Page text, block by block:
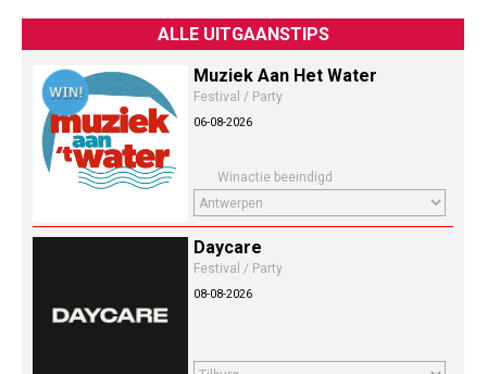
ALLE UITGAANSTIPS
Muziek Aan Het Water
Festival / Party
06-08-2026
Winactie beeindigd
Daycare
Festival / Party
08-08-2026